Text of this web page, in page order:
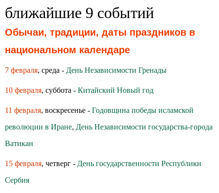
ближайшие 9 событий
Обычаи, традиции, даты праздников в
национальном календаре
7 февраля, среда - День Независимости Гренады
10 февраля, суббота - Китайский Новый год
11 февраля, воскресенье - Годовщина победы исламской
революции в Иране, День Независимости государства-города
Ватикан
15 февраля, четверг - День государственности Республики
Сербия